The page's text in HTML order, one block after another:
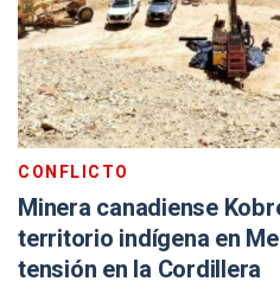
CONFLICTO
Minera canadiense
territorio indígena en
tensión en la Cordillera